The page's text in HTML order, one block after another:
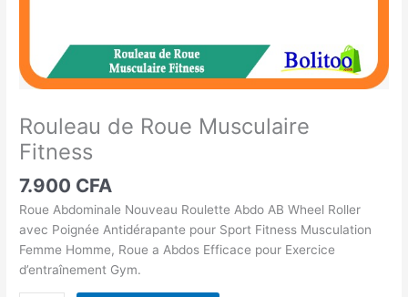
Rouleau de Roue Musculaire
Fitness
7.900 CFA
Roue Abdominale Nouveau Roulette Abdo AB Wheel Roller
avec Poignée Antidérapante pour Sport Fitness Musculation
Femme Homme, Roue a Abdos Efficace pour Exercice
d’entraînement Gym.